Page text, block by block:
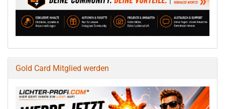
Gold Card Mitglied werden